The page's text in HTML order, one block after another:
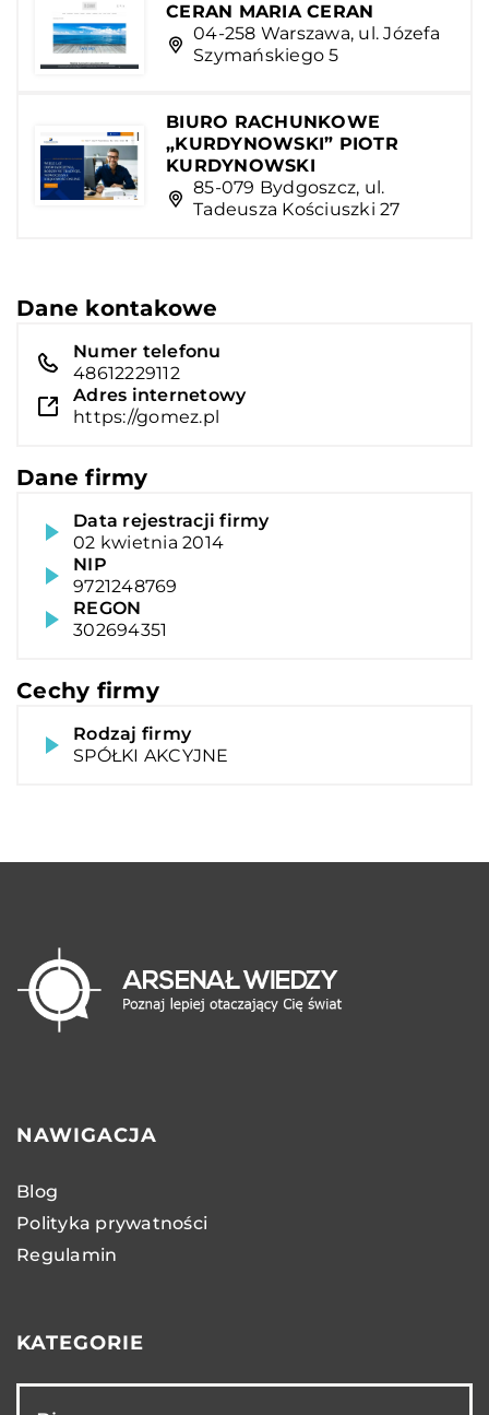
CERAN MARIA CERAN
04-258 Warszawa, ul. Józefa
Szymańskiego 5
BIURO RACHUNKOWE
„KURDYNOWSKI” PIOTR
KURDYNOWSKI
85-079 Bydgoszcz, ul.
Tadeusza Kościuszki 27
Dane kontakowe
Numer telefonu
48612229112
Adres internetowy
https://gomez.pl
Dane firmy
Data rejestracji firmy
02 kwietnia 2014
NIP
9721248769
REGON
302694351
Cechy firmy
Rodzaj firmy
SPÓŁKI AKCYJNE
NAWIGACJA
Blog
Polityka prywatności
Regulamin
KATEGORIE